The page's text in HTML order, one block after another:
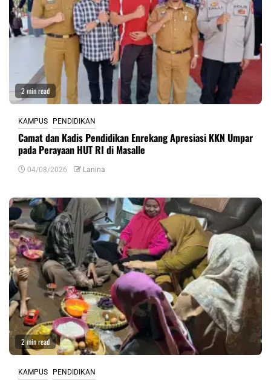
2 min read
KAMPUS PENDIDIKAN
Camat dan Kadis Pendidikan Enrekang Apresiasi KKN Umpar
pada Perayaan HUT RI di Masalle
04/08/2026 Lanina
2 min read
KAMPUS PENDIDIKAN